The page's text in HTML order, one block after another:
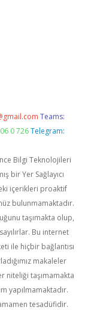
Teams:
0 726 Telegram:
Bilgi Teknolojileri
bir Yer Sağlayıcı
içerikleri proaktif
bulunmamaktadır.
taşımakta olup,
Bu internet
ile hiçbir bağlantısı
makaleler
niteliği taşımamakta
yapılmamaktadır.
tesadüfidir.